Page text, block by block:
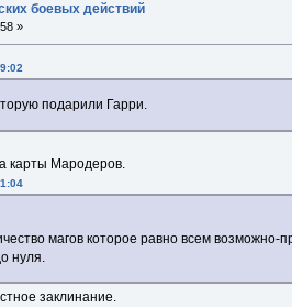
боевых действий
»
подарили Гарри.
карты Мародеров.
магов которое равно всем
нуля.
заклинание.